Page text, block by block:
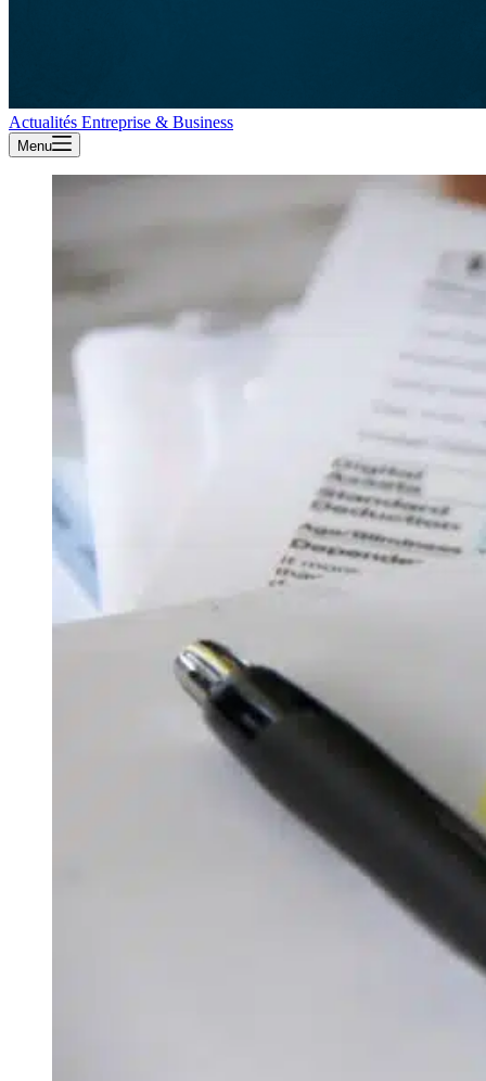
Actualités Entreprise & Business
Menu